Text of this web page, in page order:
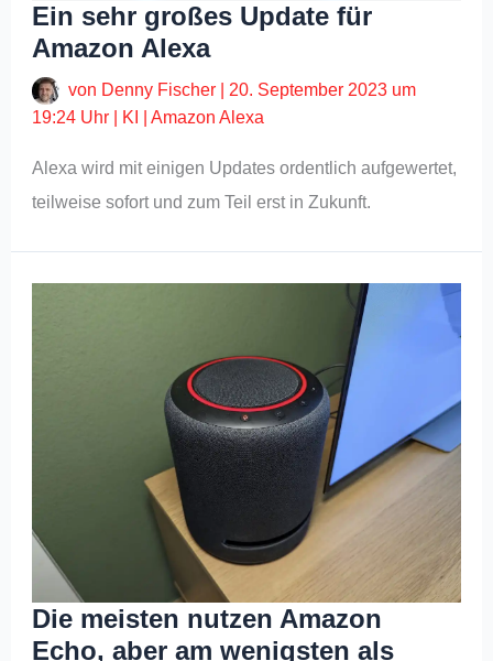
Ein sehr großes Update für
Amazon Alexa
von Denny Fischer
20. September 2023 um
19:24 Uhr
KI |Amazon Alexa
Alexa wird mit einigen Updates ordentlich aufgewertet,
teilweise sofort und zum Teil erst in Zukunft.
Die meisten nutzen Amazon
Echo, aber am wenigsten als